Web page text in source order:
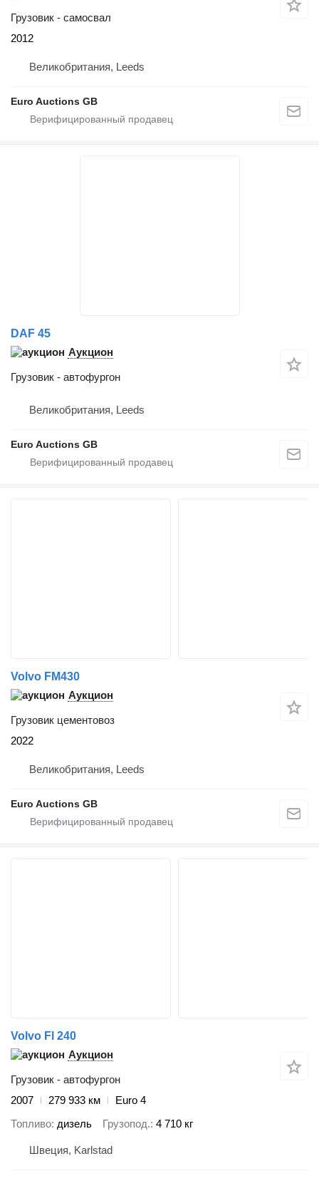
Грузовик - самосвал
2012
Великобритания, Leeds
Euro Auctions GB
DAF 45
Аукцион
Грузовик - автофургон
Великобритания, Leeds
Euro Auctions GB
Volvo FM430
Аукцион
Грузовик цементовоз
2022
Великобритания, Leeds
Euro Auctions GB
Volvo Fl 240
Аукцион
Грузовик - автофургон
2007
279 933 км
Euro 4
Топливо дизель Грузопод. 4 710 кг
Швеция, Karlstad